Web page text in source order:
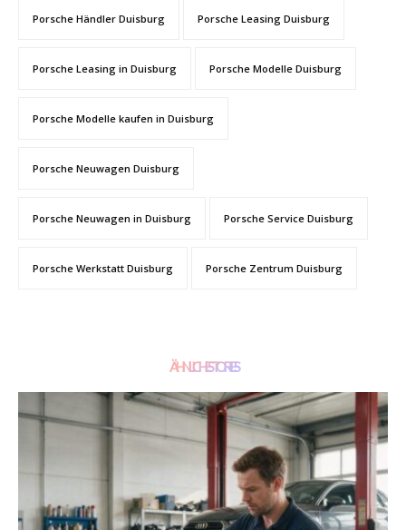
Porsche Händler Duisburg Porsche Leasing Duisburg
Porsche Leasing in Duisburg Porsche Modelle Duisburg
Porsche Modelle kaufen in Duisburg
Porsche Neuwagen Duisburg
Porsche Neuwagen in Duisburg Porsche Service Duisburg
Porsche Werkstatt Duisburg Porsche Zentrum Duisburg
ÄHNLICHE STORIES